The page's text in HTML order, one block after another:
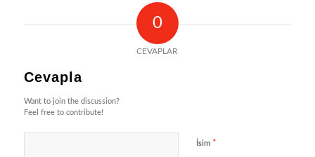
0
CEVAPLAR
Cevapla
Want to join the discussion?
Feel free to contribute!
İsim *